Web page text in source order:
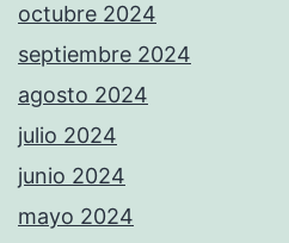
octubre 2024
septiembre 2024
agosto 2024
julio 2024
junio 2024
mayo 2024